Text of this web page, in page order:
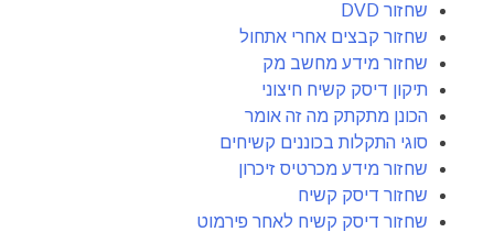
שחזור DVD
שחזור קבצים אחרי אתחול
שחזור מידע מחשב מק
תיקון דיסק קשיח חיצוני
הכונן מתקתק מה זה אומר
סוגי התקלות בכוננים קשיחים
שחזור מידע מכרטיס זיכרון
שחזור דיסק קשיח
שחזור דיסק קשיח לאחר פירמוט